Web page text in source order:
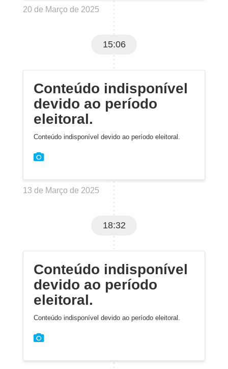
20 de Março de 2025
15:06
Conteúdo indisponível
devido ao período
eleitoral.
Conteúdo indisponível devido ao período eleitoral.
13 de Março de 2025
18:32
Conteúdo indisponível
devido ao período
eleitoral.
Conteúdo indisponível devido ao período eleitoral.